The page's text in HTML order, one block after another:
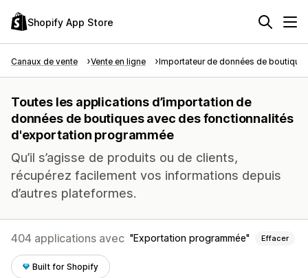
Shopify App Store
Canaux de vente Vente en ligne Importateur de données de boutique
Toutes les applications d’importation de
données de boutiques avec des fonctionnalités
d'exportation programmée
Qu’il s’agisse de produits ou de clients,
récupérez facilement vos informations depuis
d’autres plateformes.
404 applications avec Exportation programmée Effacer
Built for Shopify